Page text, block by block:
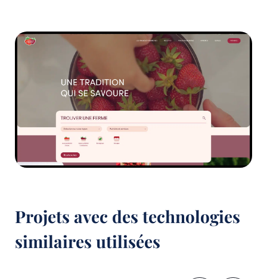
Projets avec des technologies
similaires utilisées